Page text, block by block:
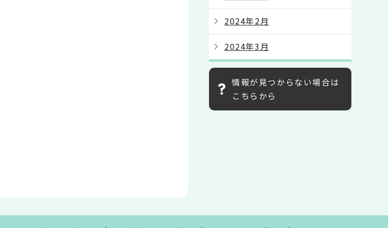
2024年2月
2024年3月
情報が見つからない場合は
こちらから